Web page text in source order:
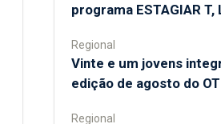
programa ESTAGIAR T,
Regional
Vinte e um jovens
edição de agosto do
Regional